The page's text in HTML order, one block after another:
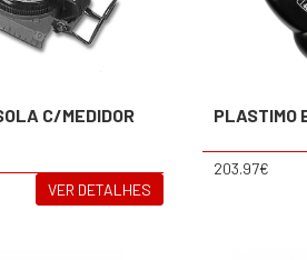
C/MEDIDOR
VER DETALHES
PLASTIMO
203.97€